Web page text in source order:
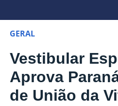
GERAL
Vestibular
Aprova
de União da